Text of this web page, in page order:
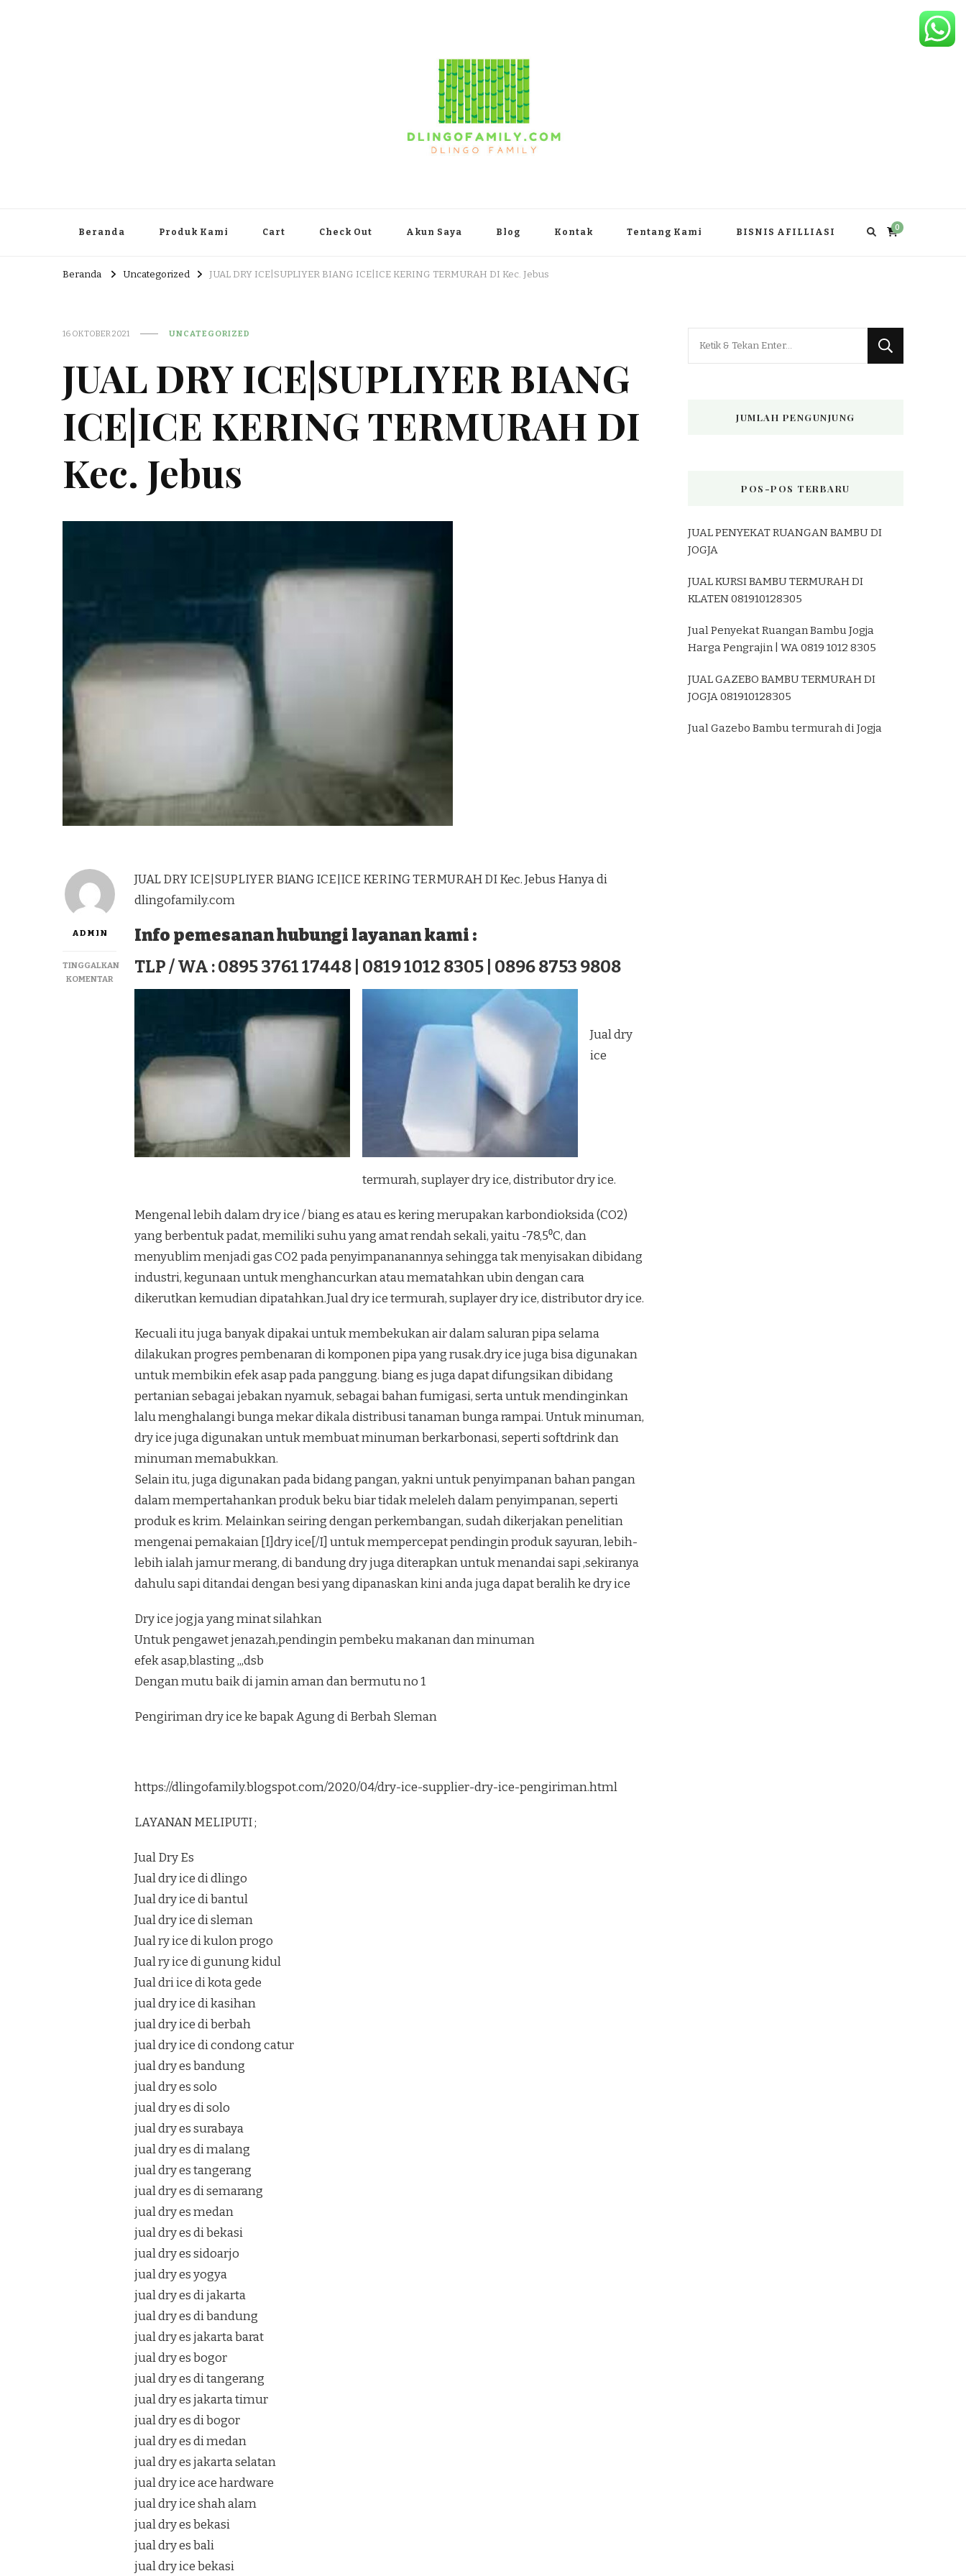
Beranda Produk Kami Cart Check Out Akun Saya Blog Kontak Tentang Kami BISNIS AFILLIASI 0
Beranda Uncategorized JUAL DRY ICE|SUPLIYER BIANG ICE|ICE KERING TERMURAH DI Kec. Jebus
16 OKTOBER 2021 UNCATEGORIZED
JUAL DRY ICE|SUPLIYER BIANG
ICE|ICE KERING TERMURAH DI
Kec. Jebus
ADMIN
TINGGALKAN
KOMENTARPADA
TERMURAH
JUAL DRY ICE|SUPLIYER BIANG ICE|ICE KERING TERMURAH DI Kec. Jebus Hanya di
dlingofamily.com
Info pemesanan hubungi layanan kami :
TLP / WA : 0895 3761 17448 | 0819 1012 8305 | 0896 8753 9808
Jual dry
ice
termurah, suplayer dry ice, distributor dry ice.
Mengenal lebih dalam dry ice / biang es atau es kering merupakan karbondioksida (CO2)
yang berbentuk padat, memiliki suhu yang amat rendah sekali, yaitu -78,5⁰C, dan
menyublim menjadi gas CO2 pada penyimpananannya sehingga tak menyisakan dibidang
industri, kegunaan untuk menghancurkan atau mematahkan ubin dengan cara
dikerutkan kemudian dipatahkan.Jual dry ice termurah, suplayer dry ice, distributor dry ice.
Kecuali itu juga banyak dipakai untuk membekukan air dalam saluran pipa selama
dilakukan progres pembenaran di komponen pipa yang rusak.dry ice juga bisa digunakan
untuk membikin efek asap pada panggung. biang es juga dapat difungsikan dibidang
pertanian sebagai jebakan nyamuk, sebagai bahan fumigasi, serta untuk mendinginkan
lalu menghalangi bunga mekar dikala distribusi tanaman bunga rampai. Untuk minuman,
dry ice juga digunakan untuk membuat minuman berkarbonasi, seperti softdrink dan
minuman memabukkan.
Selain itu, juga digunakan pada bidang pangan, yakni untuk penyimpanan bahan pangan
dalam mempertahankan produk beku biar tidak meleleh dalam penyimpanan, seperti
produk es krim. Melainkan seiring dengan perkembangan, sudah dikerjakan penelitian
mengenai pemakaian [I]dry ice[/I] untuk mempercepat pendingin produk sayuran, lebih-
lebih ialah jamur merang, di bandung dry juga diterapkan untuk menandai sapi ,sekiranya
dahulu sapi ditandai dengan besi yang dipanaskan kini anda juga dapat beralih ke dry ice
Dry ice jogja yang minat silahkan
Untuk pengawet jenazah,pendingin pembeku makanan dan minuman
efek asap,blasting ,,,dsb
Dengan mutu baik di jamin aman dan bermutu no 1
Pengiriman dry ice ke bapak Agung di Berbah Sleman
https://dlingofamily.blogspot.com/2020/04/dry-ice-supplier-dry-ice-pengiriman.html
LAYANAN MELIPUTI ;
Jual Dry Es
Jual dry ice di dlingo
Jual dry ice di bantul
Jual dry ice di sleman
Jual ry ice di kulon progo
Jual ry ice di gunung kidul
Jual dri ice di kota gede
jual dry ice di kasihan
jual dry ice di berbah
jual dry ice di condong catur
jual dry es bandung
jual dry es solo
jual dry es di solo
jual dry es surabaya
jual dry es di malang
jual dry es tangerang
jual dry es di semarang
jual dry es medan
jual dry es di bekasi
jual dry es sidoarjo
jual dry es yogya
jual dry es di jakarta
jual dry es di bandung
jual dry es jakarta barat
jual dry es bogor
jual dry es di tangerang
jual dry es jakarta timur
jual dry es di bogor
jual dry es di medan
jual dry es jakarta selatan
jual dry ice ace hardware
jual dry ice shah alam
jual dry es bekasi
jual dry es bali
jual dry ice bekasi
JUMLAH PENGUNJUNG
POS-POS TERBARU
JUAL PENYEKAT RUANGAN BAMBU DI
JOGJA
JUAL KURSI BAMBU TERMURAH DI
KLATEN 081910128305
Jual Penyekat Ruangan Bambu Jogja
Harga Pengrajin | WA 0819 1012 8305
JUAL GAZEBO BAMBU TERMURAH DI
JOGJA 081910128305
Jual Gazebo Bambu termurah di Jogja